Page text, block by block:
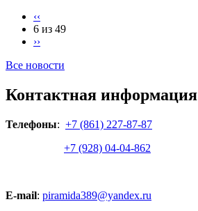
‹‹
6 из 49
››
Все новости
Контактная информация
Телефоны: +7 (861) 227-87-87
+7 (928) 04-04-862
E-mail: piramida389@yandex.ru